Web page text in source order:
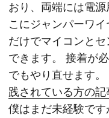
おり、両端には電
こにジャンパーワ
だけでマイコンと
できます。 接着が
でもやり直せます。
践されている方の記
僕はまだ未経験で